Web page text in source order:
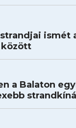
ismét
között
a Balaton